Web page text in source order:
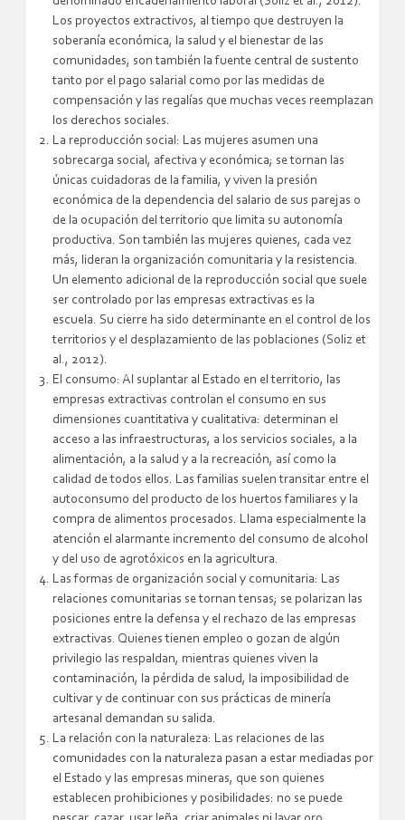
Los proyectos extractivos, al tiempo que destruyen la
soberanía económica, la salud y el bienestar de las
comunidades, son también la fuente central de sustento
tanto por el pago salarial como por las medidas de
compensación y las regalías que muchas veces reemplazan
los derechos sociales.
La reproducción social: Las mujeres asumen una
sobrecarga social, afectiva y económica; se tornan las
únicas cuidadoras de la familia, y viven la presión
económica de la dependencia del salario de sus parejas o
de la ocupación del territorio que limita su autonomía
productiva. Son también las mujeres quienes, cada vez
más, lideran la organización comunitaria y la resistencia.
Un elemento adicional de la reproducción social que suele
ser controlado por las empresas extractivas es la
escuela. Su cierre ha sido determinante en el control de los
territorios y el desplazamiento de las poblaciones (Soliz et
al., 2012).
El consumo: Al suplantar al Estado en el territorio, las
empresas extractivas controlan el consumo en sus
dimensiones cuantitativa y cualitativa: determinan el
acceso a las infraestructuras, a los servicios sociales, a la
alimentación, a la salud y a la recreación, así como la
calidad de todos ellos. Las familias suelen transitar entre el
autoconsumo del producto de los huertos familiares y la
compra de alimentos procesados. Llama especialmente la
atención el alarmante incremento del consumo de alcohol
y del uso de agrotóxicos en la agricultura.
Las formas de organización social y comunitaria: Las
relaciones comunitarias se tornan tensas; se polarizan las
posiciones entre la defensa y el rechazo de las empresas
extractivas. Quienes tienen empleo o gozan de algún
privilegio las respaldan, mientras quienes viven la
contaminación, la pérdida de salud, la imposibilidad de
cultivar y de continuar con sus prácticas de minería
artesanal demandan su salida.
La relación con la naturaleza: Las relaciones de las
comunidades con la naturaleza pasan a estar mediadas por
el Estado y las empresas mineras, que son quienes
establecen prohibiciones y posibilidades: no se puede